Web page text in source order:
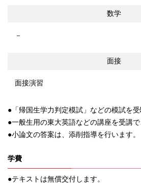
数学
－
面接
面接演習
「帰国生学力判定模試」などの模試を受
一般生用の東大英語などの講座を受講で
小論文の答案は、添削指導を行います。
学費
テキストは無償交付します。